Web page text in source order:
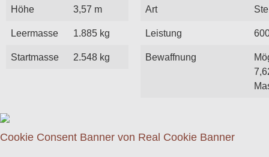
Höhe 3,57 m
Leermasse 1.885 kg
Startmasse 2.548 kg
Art
Leistung
Bewaffnung
Cookie Consent Banner von Real Cookie Banner